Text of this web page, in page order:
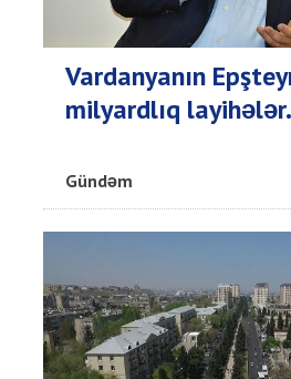
Vardanyanın
milyardlıq
Gündəm